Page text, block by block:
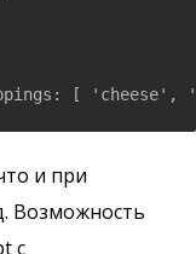
и при
Возможность
с